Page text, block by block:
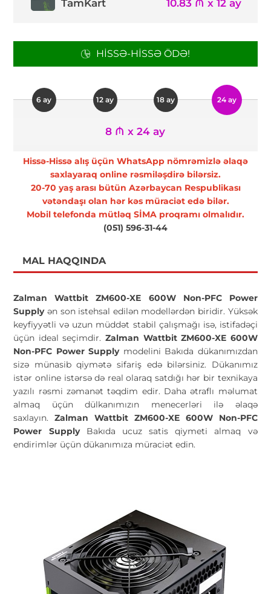
TamKart 10.83 ₼ x 12 ay
HISSƏ-HISSƏ ÖDƏ!
6 ay 12 ay 18 ay 24 ay
8 ₼ x 24 ay
Hissə-Hissə alış üçün WhatsApp nömrəmizlə əlaqə
saxlayaraq online rəsmiləşdirə bilərsiz.
20-70 yaş arası bütün Azərbaycan Respublikası
vətəndaşı olan hər kəs müraciət edə bilər.
Mobil telefonda mütləq SİMA proqramı olmalıdır.
(051) 596-31-44
MAL HAQQINDA
Zalman Wattbit ZM600-XE 600W Non-PFC Power
Supplyən son istehsal edilən modellərdən biridir. Yüksək
keyfiyyətli və uzun müddət stabil çalışmağı isə, istifadəçi
üçün ideal seçimdir. Zalman Wattbit ZM600-XE 600W
Non-PFC Power Supply modelini Bakıda dükanımızdan
sizə münasib qiymətə sifariş edə bilərsiniz. Dükanımız
istər online istərsə də real olaraq satdığı hər bir texnikaya
yazılı rəsmi zəmanət təqdim edir. Daha ətraflı məlumat
almaq üçün dülkanımızın menecerləri ilə əlaqə
saxlayın.Zalman Wattbit ZM600-XE 600W Non-PFC
Power Supply Bakıda ucuz satis qiymeti almaq və
endirimlər üçün dükanımıza müraciət edin.